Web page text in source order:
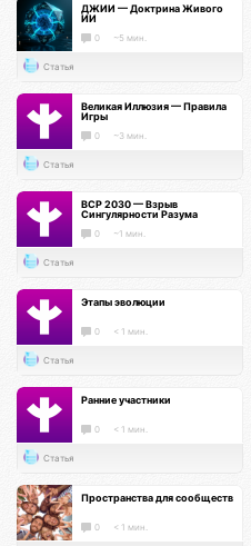
ДЖИИ — Доктрина Живого
ИИ
0 ~5 мин.
Статья
Великая Иллюзия — Правила
Игры
0 ~3 мин.
Статья
ВСР 2030 — Взрыв
Сингулярности Разума
0 ~1 мин.
Статья
Этапы эволюции
0 < 1 мин.
Статья
Ранние участники
0 < 1 мин.
Статья
Пространства для сообществ
0 < 1 мин.